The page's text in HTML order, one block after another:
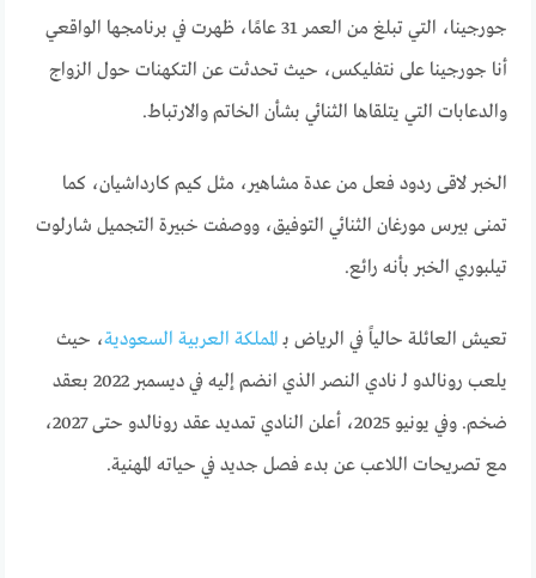
جورجينا، التي تبلغ من العمر 31 عامًا، ظهرت في برنامجها الواقعي
أنا جورجينا على نتفليكس، حيث تحدثت عن التكهنات حول الزواج
والدعابات التي يتلقاها الثنائي بشأن الخاتم والارتباط.
الخبر لاقى ردود فعل من عدة مشاهير، مثل كيم كارداشيان، كما
تمنى بيرس مورغان الثنائي التوفيق، ووصفت خبيرة التجميل شارلوت
تيلبوري الخبر بأنه رائع.
تعيش العائلة حالياً في الرياض بـ المملكة العربية السعودية، حيث
يلعب رونالدو لـ نادي النصر الذي انضم إليه في ديسمبر 2022 بعقد
ضخم. وفي يونيو 2025، أعلن النادي تمديد عقد رونالدو حتى 2027،
مع تصريحات اللاعب عن بدء فصل جديد في حياته المهنية.